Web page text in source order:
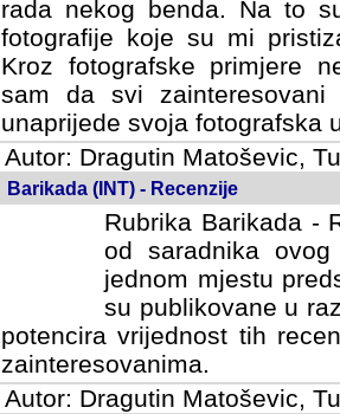
rada nekog benda. Na to
fotografije koje su mi
fotografske primjere
svi zainteresovani
svoja fotografska umijeca.
Autor: Dragutin Matoševic,
Barikada (INT) - Recenzije
Rubrika Barikada -
od saradnika
jednom mjestu
su publikovane u
potencira vrijednost tih
zainteresovanima.
Autor: Dragutin Matoševic,